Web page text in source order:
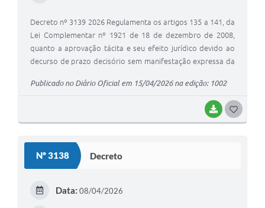
BAIXAR
Decreto nº 3139 2026 Regulamenta os artigos 135 a 141, da
Lei Complementar nº 1921 de 18 de dezembro de 2008,
quanto a aprovação tácita e seu efeito jurídico devido ao
decurso de prazo decisório sem manifestação expressa da
nacional nº 13.874, de 20 de setembro de 2019, e dá outras
Publicado no Diário Oficial em 15/04/2026 na edição: 1002
Nº 3138 Decreto
Data: 08/04/2026